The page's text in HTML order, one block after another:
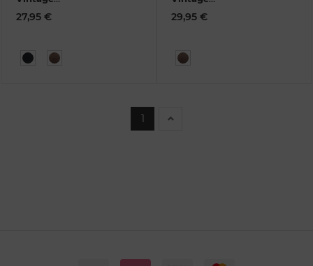
Kellnertasche strong
I, Leder
27,95 €
Kellnertasche strong
II.Leder
29,95 €
1